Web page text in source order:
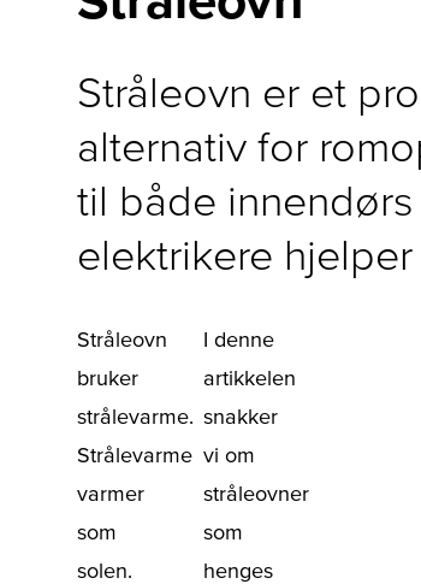
Stråleovn er et
alternativ for
til både
elektrikere
Stråleovn
bruker
strålevarme.
Strålevarme
varmer
som
solen.
I denne
artikkelen
snakker
vi om
stråleovner
som
henges